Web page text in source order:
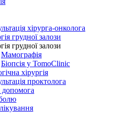
хірурга-онколога
грудної залози
грудної залози
Мамографія
Біопсія у TomoClinic
хірургія
проктолога
допомога